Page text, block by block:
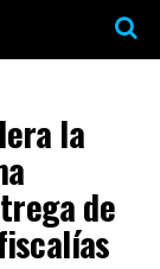
la
de